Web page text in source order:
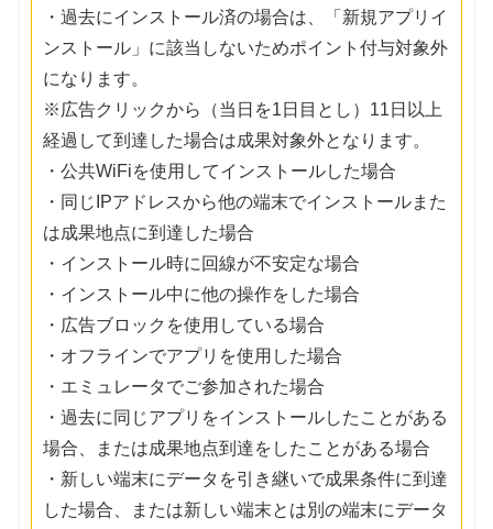
・過去にインストール済の場合は、「新規アプリイ
ンストール」に該当しないためポイント付与対象外
になります。
※広告クリックから（当日を1日目とし）11日以上
経過して到達した場合は成果対象外となります。
・公共WiFiを使用してインストールした場合
・同じIPアドレスから他の端末でインストールまた
は成果地点に到達した場合
・インストール時に回線が不安定な場合
・インストール中に他の操作をした場合
・広告ブロックを使用している場合
・オフラインでアプリを使用した場合
・エミュレータでご参加された場合
・過去に同じアプリをインストールしたことがある
場合、または成果地点到達をしたことがある場合
・新しい端末にデータを引き継いで成果条件に到達
した場合、または新しい端末とは別の端末にデータ